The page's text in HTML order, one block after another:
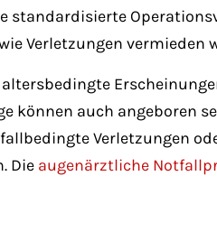
standardisierte
Verletzungen
können auch angeboren
Verletzungen
Die augenärztliche